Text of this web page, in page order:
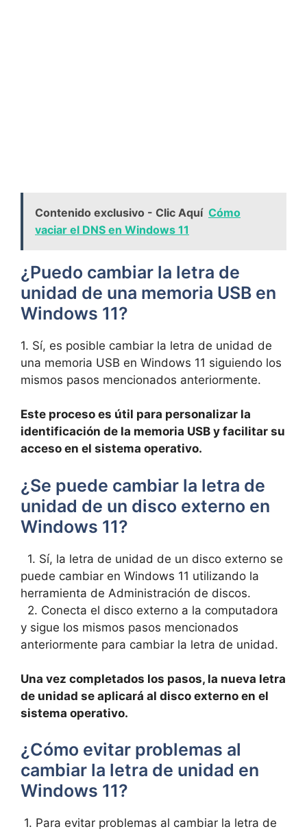
Contenido exclusivo - Clic Aquí Cómo
vaciar el DNS en Windows 11
¿Puedo cambiar la ‌letra de
unidad de una memoria USB en
Windows⁣ 11?
1. Sí, es posible cambiar la ⁤letra de unidad de​
una⁣ memoria ⁣USB en Windows 11 siguiendo​ los
mismos pasos mencionados anteriormente.
Este proceso ⁢es útil para personalizar la
identificación de la memoria ⁤USB y facilitar su
acceso⁢ en el sistema‍ operativo.
¿Se puede ⁣cambiar la letra de
unidad de un disco ⁣externo en
Windows 11?
‌ ⁤ 1. ‌Sí, ​la letra de⁢ unidad ‍de un disco externo se⁢
puede cambiar en Windows ‍11 utilizando la
herramienta de Administración de discos.
​ ‌ 2.‍ Conecta el disco externo⁢ a ⁤la⁤ computadora
y sigue ‌los mismos⁣ pasos mencionados‍
anteriormente⁢ para ⁤cambiar⁤ la letra de‍ unidad.
Una vez ‍completados los pasos, la nueva letra
de unidad‌ se⁣ aplicará al disco externo en el
‌sistema operativo.
¿Cómo evitar problemas al
cambiar la letra de ​unidad en
Windows ​11?
⁢ 1. Para ⁣evitar problemas al‍ cambiar la⁢ letra⁣ de⁣